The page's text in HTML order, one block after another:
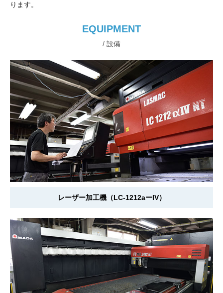
ります。
EQUIPMENT
/ 設備
レーザー加工機（LC-1212aーIV）